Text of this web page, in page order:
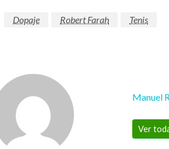
Dopaje Robert Farah Tenis
Manuel
Ver